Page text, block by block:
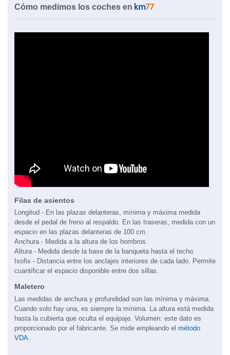
Cómo medimos los coches en
Filas de asientos
Longitud - En las plazas delanteras, mínima y máxima medida
desde el pedal de freno al respaldo. En las traseras, medida con un
espacio en las plazas delanteras de 100 cm.
Anchura - Medida a la altura de los hombros.
Altura - Medida desde la base de la banqueta hasta el techo.
Isofix - Distancia entre los anclajes interiores de cada lado. Permite
cuantificar el espacio disponible entre dos sillas.
Maletero
Las medidas de anchura y profundidad son las mínima y máxima.
Cuando solo hay una, es siempre la mínima. La altura está medida
hasta la cubierta que oculta el equipaje. Volumen: este dato es
proporcionado por el fabricante. Se mide empleando el método
VDA.